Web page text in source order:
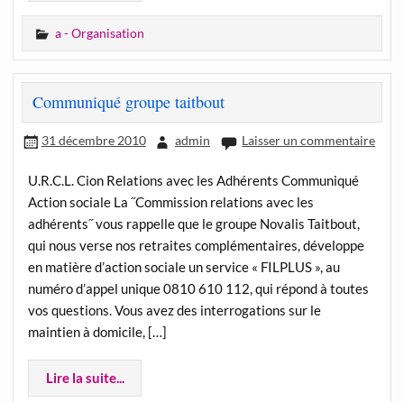
a - Organisation
Communiqué groupe taitbout
31 décembre 2010 admin Laisser un commentaire
U.R.C.L. Cion Relations avec les Adhérents Communiqué
Action sociale La ˝Commission relations avec les
adhérents˝ vous rappelle que le groupe Novalis Taitbout,
qui nous verse nos retraites complémentaires, développe
en matière d’action sociale un service « FILPLUS », au
numéro d’appel unique 0810 610 112, qui répond à toutes
vos questions. Vous avez des interrogations sur le
maintien à domicile, […]
Lire la suite...